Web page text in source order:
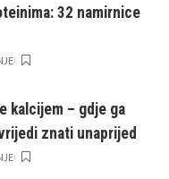
32 namirnice
kalcijem – gdje ga
znati unaprijed